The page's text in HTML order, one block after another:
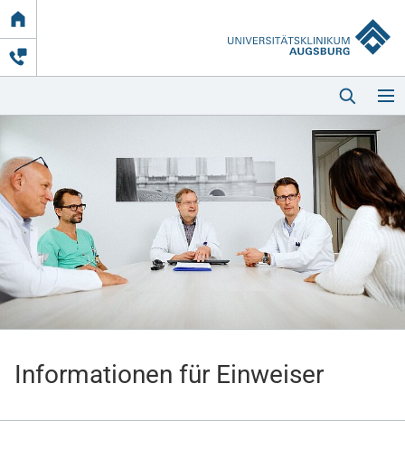
Link
zur
Startseite
Startseite
Kliniken & Einrichtungen
Informationen für Einweiser